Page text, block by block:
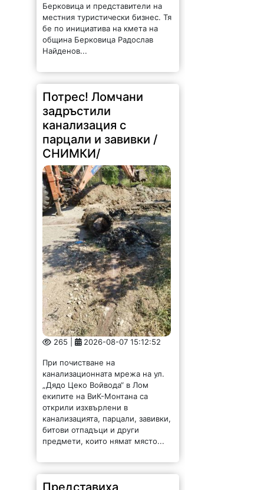
Берковица и представители на
местния туристически бизнес. Тя
бе по инициатива на кмета на
община Берковица Радослав
Найденов...
Потрес! Ломчани
задръстили
канализация с
парцали и завивки /
СНИМКИ/
265 | 2026-08-07 15:12:52
При почистване на
канализационната мрежа на ул.
„Дядо Цеко Войвода“ в Лом
екипите на ВиК-Монтана са
открили изхвърлени в
канализацията, парцали, завивки,
битови отпадъци и други
предмети, които нямат място...
Представиха